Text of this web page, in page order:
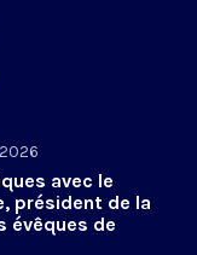
avec le
président de la
évêques de